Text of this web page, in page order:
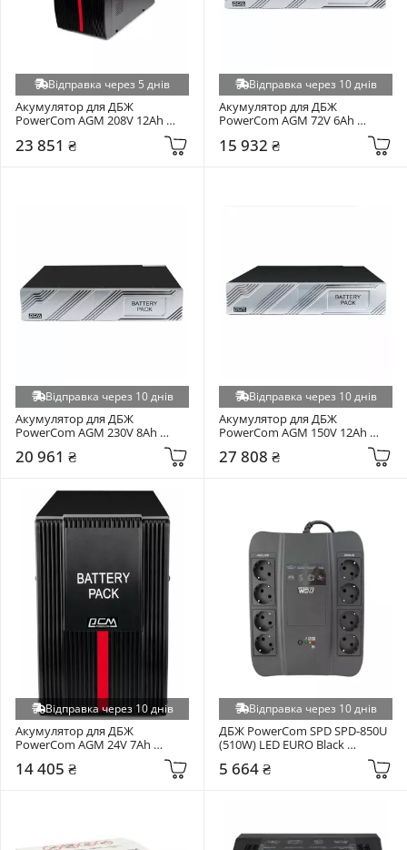
Відправка через 5 днів
Акумулятор для ДБЖ
PowerCom AGM 208V 12Ah
23 851 ₴
Відправка через 10 днів
Акумулятор для ДБЖ
PowerCom AGM 72V 6Ah
15 932 ₴
Відправка через 10 днів
Акумулятор для ДБЖ
PowerCom AGM 230V 8Ah
20 961 ₴
Відправка через 10 днів
Акумулятор для ДБЖ
PowerCom AGM 150V 12Ah
27 808 ₴
Відправка через 10 днів
Акумулятор для ДБЖ
PowerCom AGM 24V 7Ah
14 405 ₴
Відправка через 10 днів
ДБЖ PowerCom SPD SPD-850U
(510W) LED EURO Black
5 664 ₴